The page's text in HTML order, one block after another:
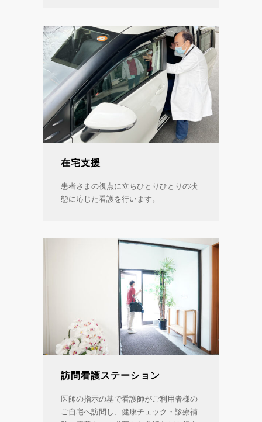
在宅支援
患者さまの視点に立ちひとりひとりの状
態に応じた看護を行います。
訪問看護ステーション
医師の指示の基で看護師がご利用者様の
ご自宅へ訪問し、健康チェック・診療補